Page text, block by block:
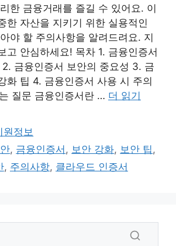
한 금융거래를 즐길 수 있어요. 이
한 자산을 지키기 위한 실용적인
야 할 주의사항을 알려드려요. 지
고 안심하세요! 목차 1. 금융인증서
2. 금융인증서 보안의 중요성 3. 금
화 팁 4. 금융인증서 사용 시 주의
질문 금융인증서란 … 더 읽기
원정보
, 금융인증서 , 보안 강화, 보안 팁 ,
, 주의사항, 클라우드 인증서